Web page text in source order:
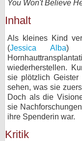
You Won't Believe
Inhalt
Als kleines Kind
(Jessica Alba)
wiederherstellen.
sie plötzlich Geister
sehen, was sie
Doch als die
sie
ihre Spenderin war.
Kritik